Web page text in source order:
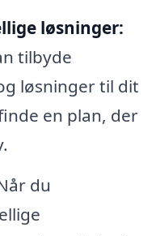
løsninger:
tilbyde
løsninger til dit
en plan, der
du